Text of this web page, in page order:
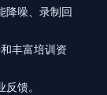
降噪、录制回
丰富培训资
馈。